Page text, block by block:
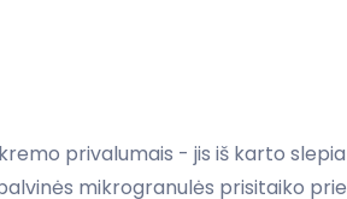
privalumais - jis iš karto slepia
mikrogranulės prisitaiko prie